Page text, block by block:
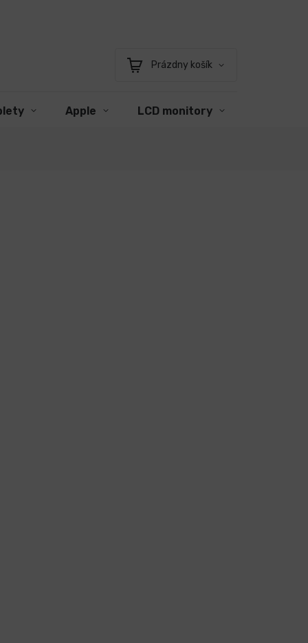
Nákupný
Prázdny košík
Apple LCD monitory